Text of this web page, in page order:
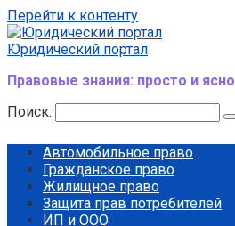
Перейти к контенту
Юридический портал
Правовые знания: просто и ясно
Поиск:
Автомобильное право
Гражданское право
Жилищное право
Защита прав потребителей
ИП и ООО